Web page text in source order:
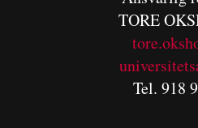
TORE
Tel. 918